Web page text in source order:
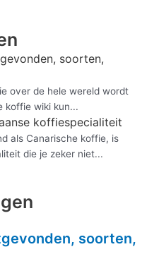
soorten,
over de hele wereld wordt
koffie wiki kun...
koffiespecialiteit
als Canarische koffie, is
die je zeker niet...
soorten,